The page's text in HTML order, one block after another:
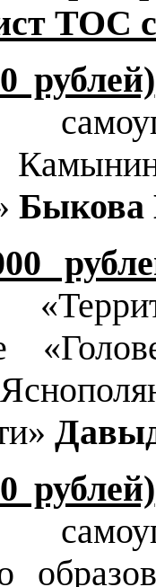
ТОС
рублей)
Быкова
рублей)